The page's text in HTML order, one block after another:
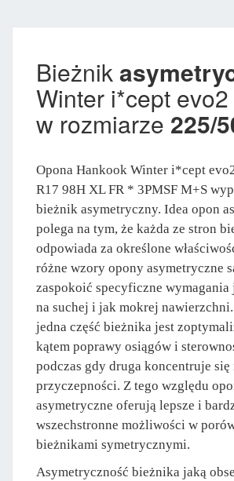
Bieżnik
Winter i*cept
w rozmiarze 225/
Opona Hankook Winter i*cept
R17 98H XL FR * 3PMSF M+S
bieżnik asymetryczny. Idea opon
polega na tym, że każda ze stron
odpowiada za określone
różne wzory opony asymetryczne
zaspokoić specyficzne wymagania
na suchej i jak mokrej
jedna część bieżnika jest
kątem poprawy osiągów i
podczas gdy druga koncentruje się
przyczepności. Z tego względu
asymetryczne oferują lepsze i
wszechstronne możliwości w
bieżnikami symetrycznymi.
Asymetryczność bieżnika jaką